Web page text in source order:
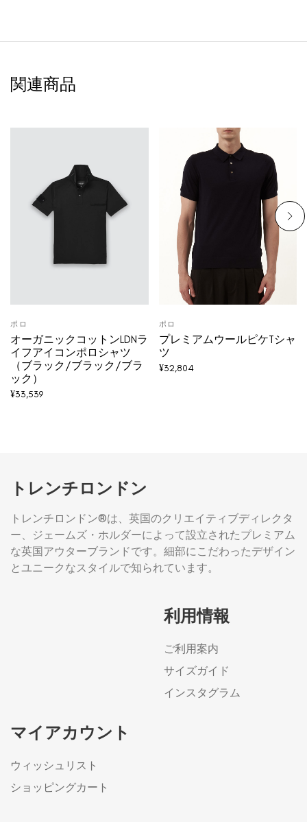
関連商品
ポロ
オーガニックコットンLDNラ
イフアイコンポロシャツ
（ブラック/ブラック/ブラ
ック）
¥33,539
ポロ
プレミアムウールピケTシャ
ツ
¥32,804
トレンチロンドン
トレンチロンドン®は、英国のクリエイティブディレクタ
ー、ジェームズ・ホルダーによって設立されたプレミアム
な英国アウターブランドです。細部にこだわったデザイン
とユニークなスタイルで知られています。
利用情報
ご利用案内
サイズガイド
インスタグラム
マイアカウント
ウィッシュリスト
ショッピングカート